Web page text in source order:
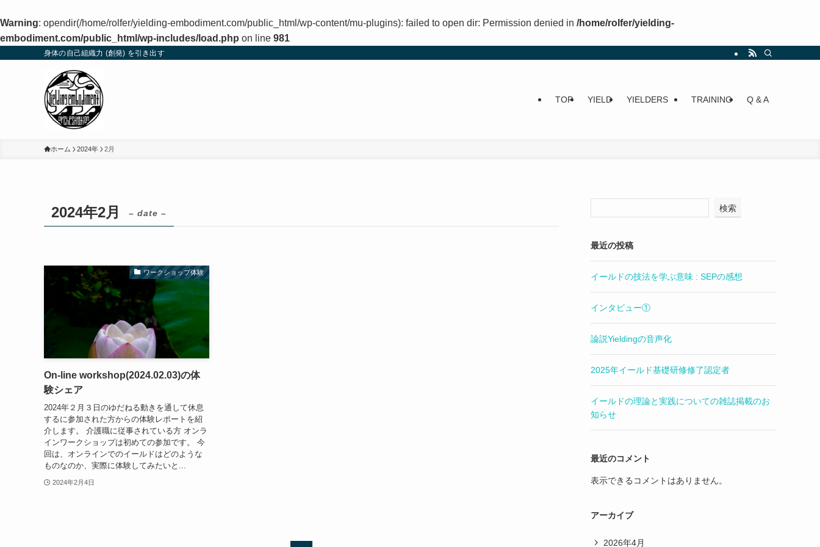
Warning: opendir(/home/rolfer/yielding-embodiment.com/public_html/wp-content/mu-plugins): failed to open dir: Permission denied in /home/rolfer/yielding-
embodiment.com/public_html/wp-includes/load.php on line 981
身体の自己組織力 (創発) を引き出す
TOP YIELD YIELDERS TRAINING Q & A
ホーム 2024年 2月
2024年2月 – date –
ワークショップ体験
On-line workshop(2024.02.03)の体
験シェア
2024年２月３日のゆだねる動きを通して休息
するに参加された方からの体験レポートを紹
介します。 介護職に従事されている方 オンラ
インワークショップは初めての参加です。 今
回は、オンラインでのイールドはどのような
ものなのか、実際に体験してみたいと...
2024年2月4日
検索
最近の投稿
イールドの技法を学ぶ意味 : SEPの感想
インタビュー①
論説Yieldingの音声化
2025年イールド基礎研修修了認定者
イールドの理論と実践についての雑誌掲載のお
知らせ
最近のコメント
表示できるコメントはありません。
アーカイブ
2026年4月